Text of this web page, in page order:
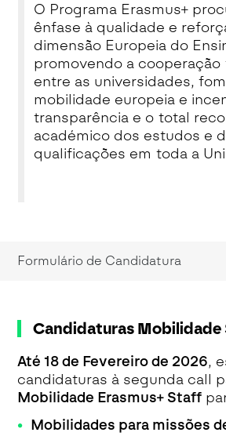
O Programa Erasmus+
ênfase à qualidade e
dimensão Europeia do
promovendo a cooperação
entre as universidades,
mobilidade europeia e
transparência e o total
académico dos estudos e
qualificações em toda a
Formulário de Candidatura
Candidaturas
Até 18 de Fevereiro de 2026,
candidaturas à segunda call
Mobilidade Erasmus+ Staff
Mobilidades para missões